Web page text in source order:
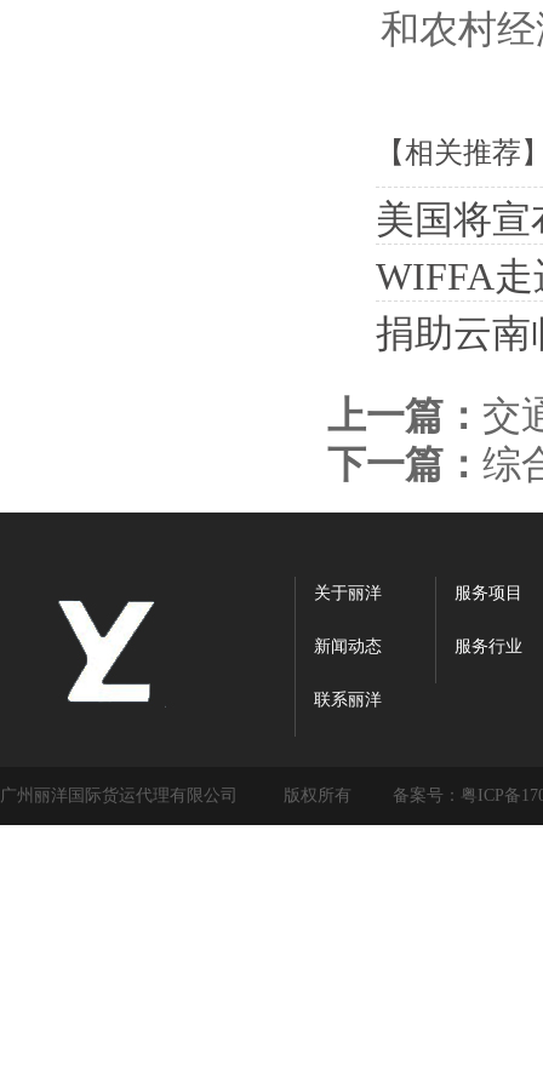
和农村
【相关推荐
美国将
WIFFA
捐助云南
上一篇： 交
下一篇： 综
关于丽洋 服务项目
新闻动态 服务行业
联系丽洋
广州丽洋国际货运代理有限公司 版权所有 备案号： 粤ICP备